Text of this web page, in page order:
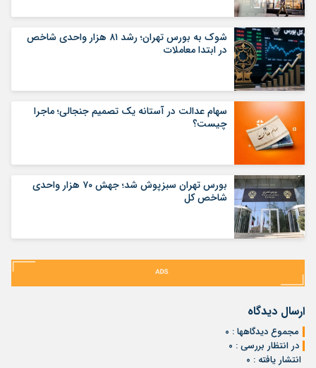
شوک به بورس تهران؛ رشد ۸۱ هزار واحدی شاخص
در ابتدا معاملات
سهام عدالت در آستانه یک تصمیم جنجالی؛ ماجرا
چیست؟
بورس تهران سبزپوش شد؛ جهش ۷۰ هزار واحدی
شاخص کل
ارسال دیدگاه
مجموع دیدگاهها : ۰
در انتظار بررسی : ۰
انتشار یافته : ۰